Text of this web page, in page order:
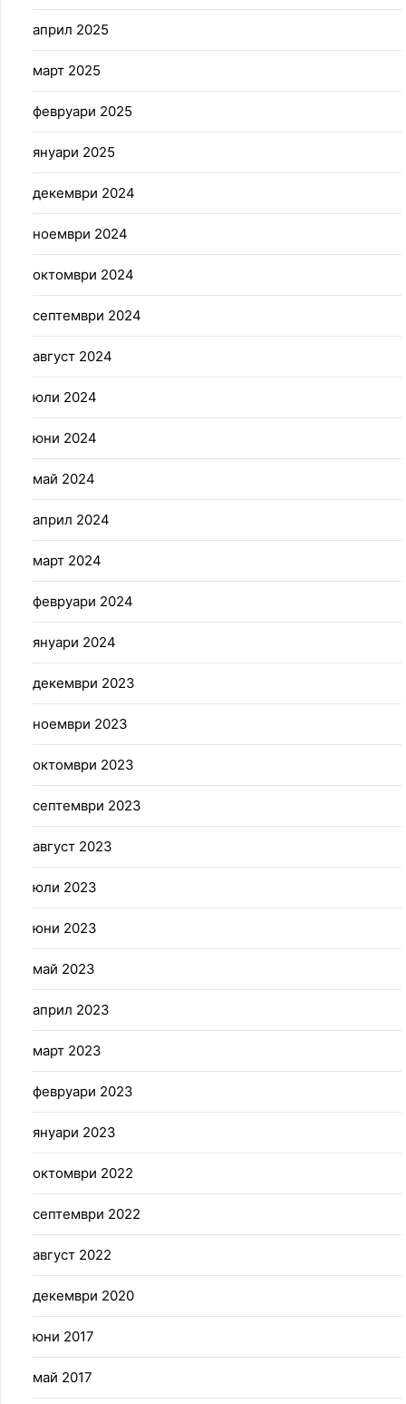
април 2025
март 2025
февруари 2025
януари 2025
декември 2024
ноември 2024
октомври 2024
септември 2024
август 2024
юли 2024
юни 2024
май 2024
април 2024
март 2024
февруари 2024
януари 2024
декември 2023
ноември 2023
октомври 2023
септември 2023
август 2023
юли 2023
юни 2023
май 2023
април 2023
март 2023
февруари 2023
януари 2023
октомври 2022
септември 2022
август 2022
декември 2020
юни 2017
май 2017